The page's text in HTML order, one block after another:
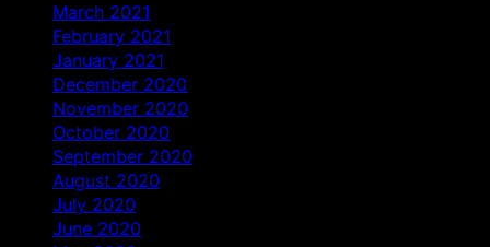
March 2021
February 2021
January 2021
December 2020
November 2020
October 2020
September 2020
August 2020
July 2020
June 2020